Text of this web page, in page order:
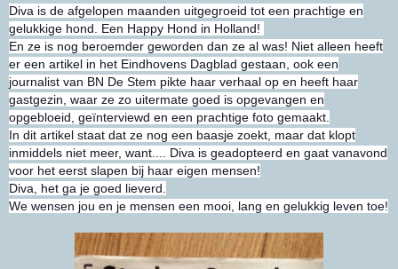
Diva is de afgelopen maanden uitgegroeid tot een prachtige en
gelukkige hond. Een Happy Hond in Holland!
En ze is nog beroemder geworden dan ze al was! Niet alleen heeft
er een artikel in het Eindhovens Dagblad gestaan, ook een
journalist van BN De Stem pikte haar verhaal op en heeft haar
gastgezin, waar ze zo uitermate goed is opgevangen en
opgebloeid, geïnterviewd en een prachtige foto gemaakt.
In dit artikel staat dat ze nog een baasje zoekt, maar dat klopt
inmiddels niet meer, want.... Diva is geadopteerd en gaat vanavond
voor het eerst slapen bij haar eigen mensen!
Diva, het ga je goed lieverd.
We wensen jou en je mensen een mooi, lang en gelukkig leven toe!